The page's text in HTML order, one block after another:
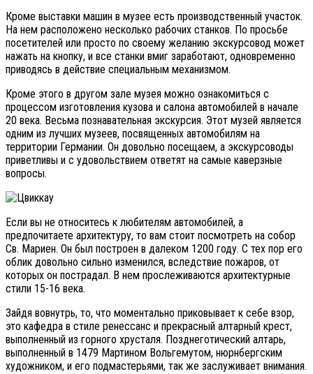
Кроме выставки машин в музее есть производственный участок.
На нем расположено несколько рабочих станков. По просьбе
посетителей или просто по своему желанию экскурсовод может
нажать на кнопку, и все станки вмиг заработают, одновременно
приводясь в действие специальным механизмом.
Кроме этого в другом зале музея можно ознакомиться с
процессом изготовления кузова и салона автомобилей в начале
20 века. Весьма познавательная экскурсия. Этот музей является
одним из лучших музеев, посвященных автомобилям на
территории Германии. Он довольно посещаем, а экскурсоводы
приветливы и с удовольствием ответят на самые каверзные
вопросы.
Если вы не относитесь к любителям автомобилей, а
предпочитаете архитектуру, то вам стоит посмотреть на собор
Св. Мариен. Он был построен в далеком 1200 году. С тех пор его
облик довольно сильно изменился, вследствие пожаров, от
которых он пострадал. В нем прослеживаются архитектурные
стили 15-16 века.
Зайдя вовнутрь, то, что моментально приковывает к себе взор,
это кафедра в стиле ренессанс и прекрасный алтарный крест,
выполненный из горного хрусталя. Позднеготический алтарь,
выполненный в 1479 Мартином Вольгемутом, нюрнбергским
художником, и его подмастерьями, так же заслуживает внимания.